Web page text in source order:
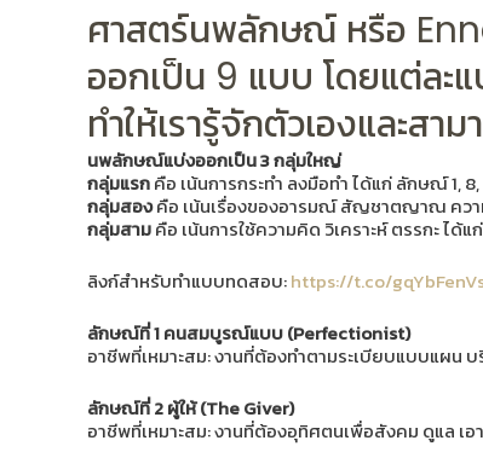
ศาสตร์นพลักษณ์ หรือ
ออกเป็น 9 แบบ โดยแต่ล
ทำให้เรารู้จักตัวเองและสา
นพลักษณ์แบ่งออกเป็น 3 กลุ่มใหญ่
กลุ่มแรกคือ เน้นการกระทำ ลงมือทำ ได้แก่ ลักษณ์ 1,
กลุ่มสองคือ เน้นเรื่องของอารมณ์ สัญชาตญาณ ควา
กลุ่มสามคือ เน้นการใช้ความคิด วิเคราะห์ ตรรกะ ได้
ลิงก์สำหรับทำแบบทดสอบ:https://t.co/
ลักษณ์ที่ 1 คนสมบูรณ์แบบ (Perfectionist)
อาชีพที่เหมาะสม: งานที่ต้องทำตามระเบียบแบบแผน
ลักษณ์ที่ 2 ผู้ให้ (The Giver)
อาชีพที่เหมาะสม: งานที่ต้องอุทิศตนเพื่อสังคม ดูแล เ